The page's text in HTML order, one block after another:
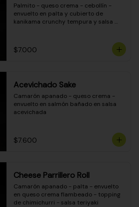
Palmito - queso crema - cebollín -
envuelto en palta y cubierto de
kanikama crunchy tempura y salsa
$7.000
Acevichado Sake
Camarón apanado - queso crema -
envuelto en salmón bañado en salsa
acevichada
$7.600
Cheese Parrillero Roll
Camarón apanado - palta - envuelto
en queso crema flambeado - topping
de chimichurri - salsa teriyaki